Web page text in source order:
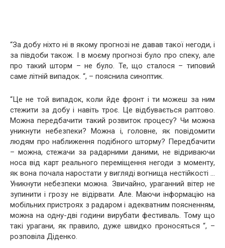
“За добу ніхто ні в якому прогнозі не давав такої негоди, і
за півдоби також. І в моєму прогнозі було про спеку, але
про такий шторм – не було. Те, що сталося – типовий
саме літній випадок. “, – пояснила синоптик.
“Це не той випадок, коли йде фронт і ти можеш за ним
стежити за добу і навіть троє. Це відбувається раптово.
Можна передбачити такий розвиток процесу? Чи можна
уникнути небезпеки? Можна і, головне, як повідомити
людям про наближення подібного шторму? Передбачити
– можна, стежачи за радарними даними, не відриваючи
носа від карт реального переміщення негоди з моменту,
як вона почала наростати у вигляді вогнища нестійкості …
Уникнути небезпеки можна. Звичайно, ураганний вітер не
зупинити і грозу не відірвати. Але. Маючи інформацію на
мобільних пристроях з радаром і адекватним поясненням,
можна на одну-дві години вирубати фестиваль. Тому що
такі урагани, як правило, дуже швидко проносяться “, –
розповіла Діденко.